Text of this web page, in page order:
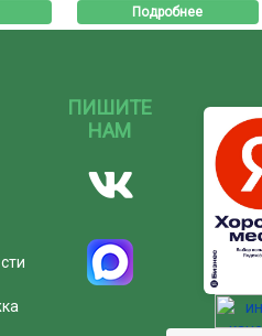
Подробнее
ПИШИТЕ
НАМ